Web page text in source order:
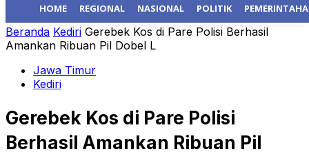
HOME REGIONAL NASIONAL POLITIK
Beranda Kediri Gerebek Kos di Pare Polisi Berhasil
Amankan Ribuan Pil Dobel L
Jawa Timur
Kediri
Gerebek Kos di Pare Polisi
Berhasil Amankan Ribuan Pil